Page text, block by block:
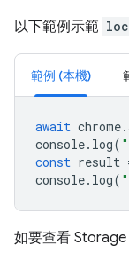
以下範例示範
範例 (本機)
await chrome.
console. log(
const result
console. log(
如要查看